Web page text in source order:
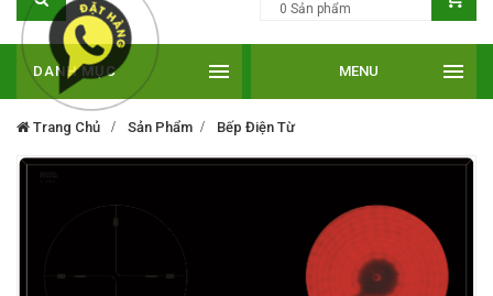
0 Sản phẩm
DANH MỤC MENU
Trang Chủ Sản Phẩm Bếp Điện Từ